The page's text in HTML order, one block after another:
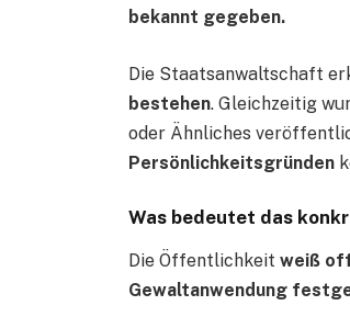
bekannt gegeben.
Die Staatsanwaltschaft
bestehen. Gleichzeitig
oder Ähnliches
Persönlichkeitsgründen
Was bedeutet das
Die Öffentlichkeitweiß
Gewaltanwendung